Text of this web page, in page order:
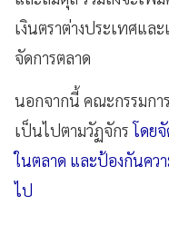
เงินตราต่างประเทศและ
จัดการตลาด
นอกจากนี้ คณะกรรมกา
เป็นไปตามวัฏจักรโดย
ในตลาด และป้องกันคว
ไป